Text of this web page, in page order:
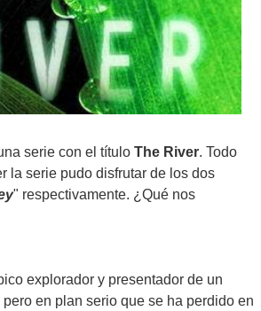
serie con el título The River. Todo
la serie pudo disfrutar de los dos
" respectivamente. ¿Qué nos
explorador y presentador de un
pero en plan serio que se ha perdido en